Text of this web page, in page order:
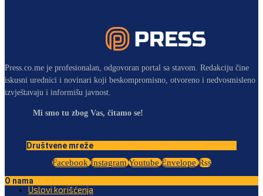
Press.co.me je profesionalan, odgovoran portal sa stavom. Redakciju čine
iskusni urednici i novinari koji beskompromisno, otvoreno i nedvosmisleno
izvještavaju i informišu javnost.
Mi smo tu zbog Vas, čitamo se!
Društvene mreže
Facebook Instagram Youtube Envelope Rss
O nama
Uslovi korišćenja